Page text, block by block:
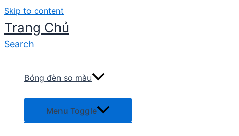
Skip to content
Trang Chủ
Search
Bóng đèn so màu
Menu Toggle